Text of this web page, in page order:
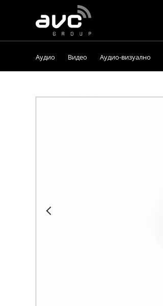
AVC
Аудио Видео Аудио-визуално